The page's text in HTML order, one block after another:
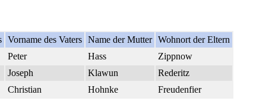
Vorname des Vaters Name der Mutter Wohnort der Eltern
Peter Hass
Zippnow
Joseph Klawun
Rederitz
Christian Hohnke Freudenfier